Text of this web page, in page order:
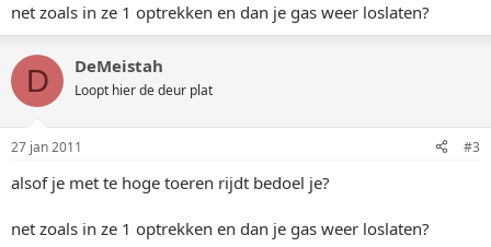
net zoals in ze 1 optrekken en dan je gas weer loslaten?
D DeMeistah
Loopt hier de deur plat
27 jan 2011 #3
alsof je met te hoge toeren rijdt bedoel je?
net zoals in ze 1 optrekken en dan je gas weer loslaten?